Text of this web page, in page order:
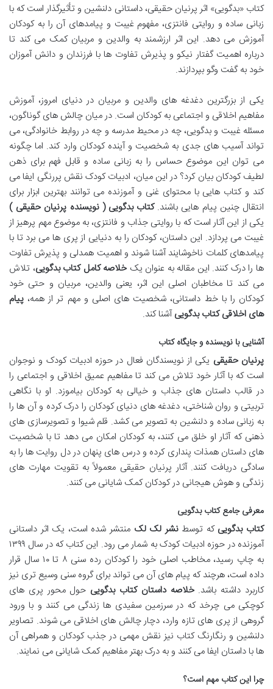
کتاب «بدگویی» اثر پرنیان حقیقی، داستانی دلنشین و تأثیرگذار است که با
زبانی ساده و روایتی فانتزی، مفهوم غیبت و پیامدهای آن را به کودکان
آموزش می دهد. این اثر ارزشمند به والدین و مربیان کمک می کند تا
درباره اهمیت گفتار نیکو و پذیرش تفاوت ها با فرزندان و دانش آموزان
خود به گفت وگو بپردازند.
یکی از بزرگترین دغدغه های والدین و مربیان در دنیای امروز، آموزش
مفاهیم اخلاقی و اجتماعی به کودکان است. در میان چالش های گوناگون،
مسئله غیبت و بدگویی، چه در محیط مدرسه و چه در روابط خانوادگی، می
تواند آسیب های جدی به شخصیت و آینده کودکان وارد کند. اما چگونه
می توان این موضوع حساس را به زبانی ساده و قابل فهم برای ذهن
لطیف کودکان بیان کرد؟ در این میان، ادبیات کودک نقش پررنگی ایفا می
کند و کتاب هایی با محتوای غنی و آموزنده می توانند بهترین ابزار برای
انتقال چنین پیام هایی باشند.کتاب بدگویی ( نویسنده پرنیان حقیقی )
یکی از این آثار است که با روایتی جذاب و فانتزی، به موضوع مهم پرهیز از
غیبت می پردازد. این داستان، کودکان را به دنیایی از پری ها می برد تا با
پیامدهای کلمات ناخوشایند آشنا شوند و اهمیت همدلی و پذیرش تفاوت
ها را درک کنند. این مقاله به عنوان یکخلاصه کامل کتاب بدگویی، تلاش
می کند تا مخاطبان اصلی این اثر، یعنی والدین، مربیان و حتی خود
کودکان را با خط داستانی، شخصیت های اصلی و مهم تر از همه، پیام
های اخلاقی کتاب بدگوییآشنا کند.
آشنایی با نویسنده و جایگاه کتاب
پرنیان حقیقی یکی از نویسندگان فعال در حوزه ادبیات کودک و نوجوان
است که با آثار خود تلاش می کند تا مفاهیم عمیق اخلاقی و اجتماعی را
در قالب داستان های جذاب و خیالی به کودکان بیاموزد. او با نگاهی
تربیتی و روان شناختی، دغدغه های دنیای کودکان را درک کرده و آن ها را
به زبانی ساده و دلنشین به تصویر می کشد. قلم شیوا و تصویرسازی های
ذهنی که آثار او خلق می کنند، به کودکان امکان می دهد تا با شخصیت
های داستان همذات پنداری کرده و درس های پنهان در دل روایت ها را به
سادگی دریافت کنند. آثار پرنیان حقیقی معمولاً به تقویت مهارت های
زندگی و هوش هیجانی در کودکان کمک شایانی می کنند.
معرفی جامع کتاب بدگویی
کتاب بدگویی که توسطنشر لک لک منتشر شده است، یک اثر داستانی
آموزنده در حوزه ادبیات کودک به شمار می رود. این کتاب که در سال ۱۳۹۹
به چاپ رسید، مخاطب اصلی خود را کودکان رده سنی ۸ تا ۱۰ سال قرار
داده است، هرچند که پیام های آن می تواند برای گروه سنی وسیع تری نیز
کاربرد داشته باشد.خلاصه داستان کتاب بدگویی حول محور پری های
کوچکی می چرخد که در سرزمین سفیدی ها زندگی می کنند و با ورود
گروهی از پری های تازه وارد، دچار چالش های اخلاقی می شوند. تصاویر
دلنشین و رنگارنگ کتاب نیز نقش مهمی در جذب کودکان و همراهی آن
ها با داستان ایفا می کنند و به درک بهتر مفاهیم کمک شایانی می نمایند.
چرا این کتاب مهم است؟